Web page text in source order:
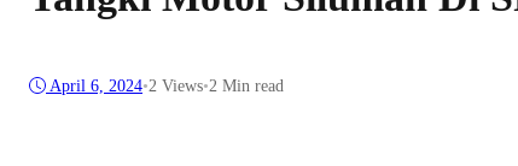
April 6, 2024•2 Views•2 Min read